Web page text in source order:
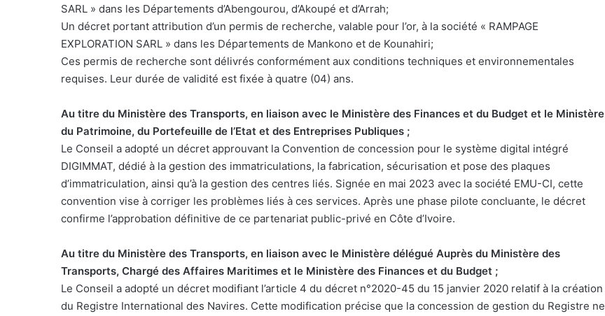
SARL » dans les Départements d’Abengourou, d’Akoupé et d’Arrah;
Un décret portant attribution d’un permis de recherche, valable pour l’or, à la société « RAMPAGE
EXPLORATION SARL » dans les Départements de Mankono et de Kounahiri;
Ces permis de recherche sont délivrés conformément aux conditions techniques et environnementales
requises. Leur durée de validité est fixée à quatre (04) ans.
Au titre du Ministère des Transports, en liaison avec le Ministère des Finances et du Budget et le Ministère
du Patrimoine, du Portefeuille de l’Etat et des Entreprises Publiques ;
Le Conseil a adopté un décret approuvant la Convention de concession pour le système digital intégré
DIGIMMAT, dédié à la gestion des immatriculations, la fabrication, sécurisation et pose des plaques
d’immatriculation, ainsi qu’à la gestion des centres liés. Signée en mai 2023 avec la société EMU-CI, cette
convention vise à corriger les problèmes liés à ces services. Après une phase pilote concluante, le décret
confirme l’approbation définitive de ce partenariat public-privé en Côte d’Ivoire.
Au titre du Ministère des Transports, en liaison avec le Ministère délégué Auprès du Ministère des
Transports, Chargé des Affaires Maritimes et le Ministère des Finances et du Budget ;
Le Conseil a adopté un décret modifiant l’article 4 du décret n°2020-45 du 15 janvier 2020 relatif à la création
du Registre International des Navires. Cette modification précise que la concession de gestion du Registre ne